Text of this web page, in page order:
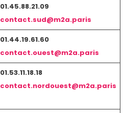
01.45.88.21.09
contact.sud@m2a.paris
01.44.19.61.60
contact.ouest@m2a.paris
01.53.11.18.18
contact.nordouest@m2a.paris